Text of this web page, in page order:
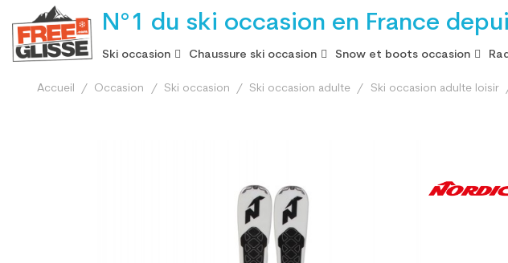
N°1 du ski occasion en France
Ski occasion Chaussure ski occasion Snow et boots occasion
Accueil Occasion Ski occasion Ski occasion adulte Ski occasion adulte loisir